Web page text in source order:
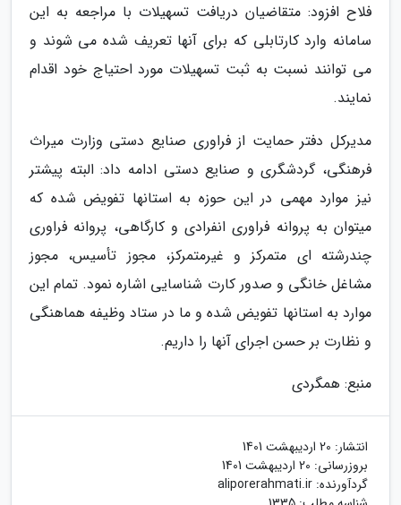
فلاح افزود: متقاضیان دریافت تسهیلات با مراجعه به این
سامانه وارد کارتابلی که برای آنها تعریف شده می شوند و
می توانند نسبت به ثبت تسهیلات مورد احتیاج خود اقدام
نمایند.
مدیرکل دفتر حمایت از فراوری صنایع دستی وزارت میراث
فرهنگی، گردشگری و صنایع دستی ادامه داد: البته پیشتر
نیز موارد مهمی در این حوزه به استانها تفویض شده که
میتوان به پروانه فراوری انفرادی و کارگاهی، پروانه فراوری
چندرشته ای متمرکز و غیرمتمرکز، مجوز تأسیس، مجوز
مشاغل خانگی و صدور کارت شناسایی اشاره نمود. تمام این
موارد به استانها تفویض شده و ما در ستاد وظیفه هماهنگی
و نظارت بر حسن اجرای آنها را داریم.
منبع: همگردی
انتشار: 20 اردیبهشت 1401
بروزرسانی: 20 اردیبهشت 1401
گردآورنده: aliporerahmati.ir